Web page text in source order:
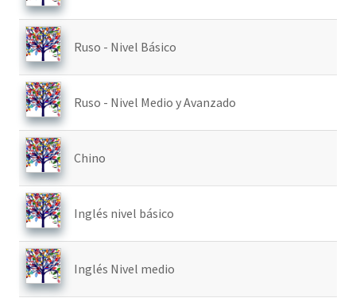
Ruso - Nivel Básico
Ruso - Nivel Medio y Avanzado
Chino
Inglés nivel básico
Inglés Nivel medio